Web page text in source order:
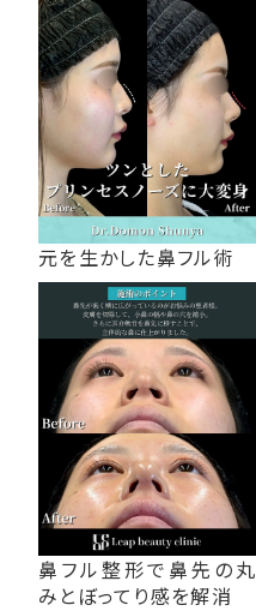
元を生かした鼻フル術
鼻フル整形で鼻先の丸
みとぼってり感を解消